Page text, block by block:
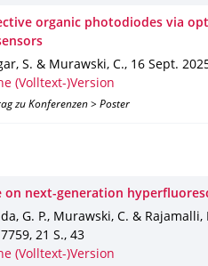
organic photodiodes via
S. & Murawski, C., 16 Sept.
(Volltext-)Version
zu Konferenzen > Poster
on next-generation
G. P., Murawski, C. & Rajamalli,
, 21 S., 43
(Volltext-)Version